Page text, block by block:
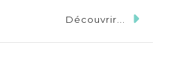
Découvrir...